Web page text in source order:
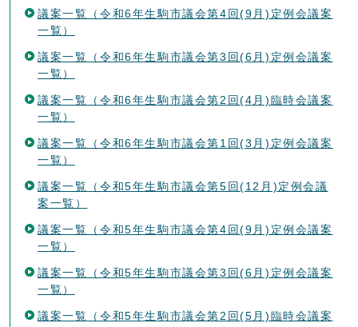
議案一覧（令和6年生駒市議会第4回(9月)定例会議案
一覧）
議案一覧（令和6年生駒市議会第3回(6月)定例会議案
一覧）
議案一覧（令和6年生駒市議会第2回(4月)臨時会議案
一覧）
議案一覧（令和6年生駒市議会第1回(3月)定例会議案
一覧）
議案一覧（令和5年生駒市議会第5回(12月)定例会議
案一覧）
議案一覧（令和5年生駒市議会第4回(9月)定例会議案
一覧）
議案一覧（令和5年生駒市議会第3回(6月)定例会議案
一覧）
議案一覧（令和5年生駒市議会第2回(5月)臨時会議案